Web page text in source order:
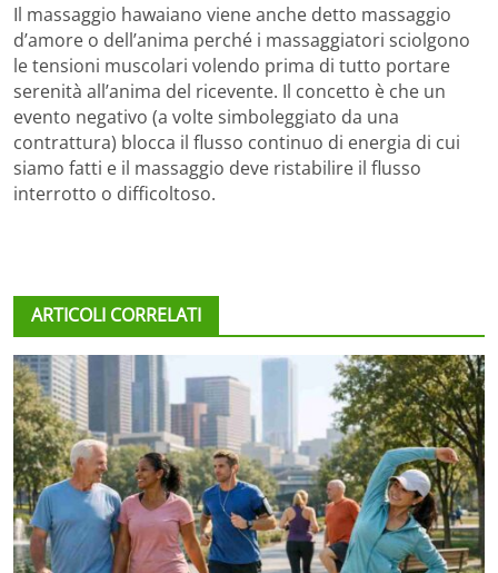
Il massaggio hawaiano viene anche detto massaggio
d’amore o dell’anima perché i massaggiatori sciolgono
le tensioni muscolari volendo prima di tutto portare
serenità all’anima del ricevente. Il concetto è che un
evento negativo (a volte simboleggiato da una
contrattura) blocca il flusso continuo di energia di cui
siamo fatti e il massaggio deve ristabilire il flusso
interrotto o difficoltoso.
ARTICOLI CORRELATI